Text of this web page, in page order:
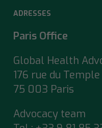
ADRESSES
Paris Office
Global Health
176 rue du Temple
75 003 Paris
Advocacy team